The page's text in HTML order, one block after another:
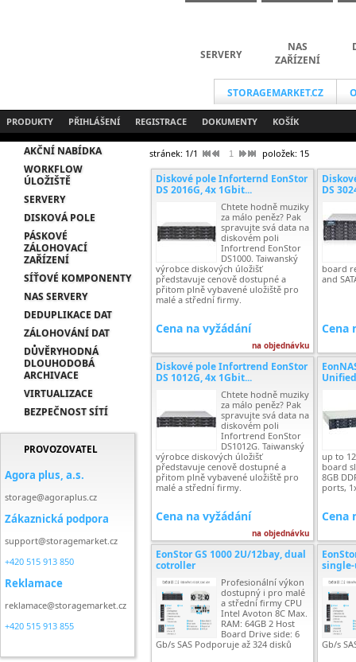
STORAGEMARKET.CZ
SERVERY
NAS
ZAŘÍZENÍ
PRODUKTY PŘIHLÁŠENÍ REGISTRACE DOKUMENTY KOŠÍK
AKČNÍ NABÍDKA
WORKFLOW
ÚLOŽIŠTĚ
SERVERY
DISKOVÁ POLE
PÁSKOVÉ
ZÁLOHOVACÍ
ZAŘÍZENÍ
SÍŤOVÉ KOMPONENTY
NAS SERVERY
DEDUPLIKACE DAT
ZÁLOHOVÁNÍ DAT
DŮVĚRYHODNÁ
DLOUHODOBÁ
ARCHIVACE
VIRTUALIZACE
BEZPEČNOST SÍTÍ
PROVOZOVATEL
Agora plus, a.s.
storage@agoraplus.cz
Zákaznická podpora
support@storagemarket.cz
+420 515 913 850
Reklamace
reklamace@storagemarket.cz
+420 515 913 855
stránek: 1/1 1 položek: 15
Diskové pole Inforternd EonStor
DS 2016G, 4x 1Gbit...
Chtete hodně muziky
za málo peněz? Pak
spravujte svá data na
diskovém poli
Infortrend EonStor
DS1000. Taiwanský
výrobce diskových úložišť
představuje cenově dostupné a
přitom plně vybavené uložiště pro
malé a střední firmy.
na objednávku
Cena na vyžádání
DS
board
and
Cena
Diskové pole Infortrend EonStor
DS 1012G, 4x 1Gbit...
Chtete hodně muziky
za málo peněz? Pak
spravujte svá data na
diskovém poli
Infortrend EonStor
DS1012G. Taiwanský
výrobce diskových úložišť
představuje cenově dostupné a
přitom plně vybavené uložiště pro
malé a střední firmy.
na objednávku
Cena na vyžádání
up to
board
8GB
ports,
Cena
EonStor GS 1000 2U/12bay, dual
cotroller
Profesionální výkon
dostupný i pro malé
a střední firmy CPU
Intel Avoton 8C Max.
RAM: 64GB 2 Host
Board Drive side: 6
Gb/s SAS Podporuje až 324 disků
Gb/s